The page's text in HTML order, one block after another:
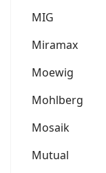
MIG
Miramax
Moewig
Mohlberg
Mosaik
Mutual